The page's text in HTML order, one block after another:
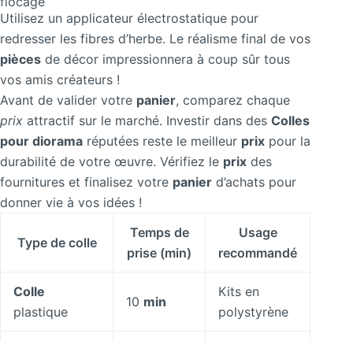
Utilisez un applicateur électrostatique pour
redresser les fibres d’herbe. Le réalisme final de vos
pièces de décor impressionnera à coup sûr tous
vos amis créateurs !
Avant de valider votre panier, comparez chaque
prix attractif sur le marché. Investir dans des Colles
pour diorama réputées reste le meilleur prix pour la
durabilité de votre œuvre. Vérifiez le prix des
fournitures et finalisez votre panier d’achats pour
donner vie à vos idées !
Type de colle
Temps de
prise (min)
Usage
recommandé
Colle
plastique
10 min
Kits en
polystyrène